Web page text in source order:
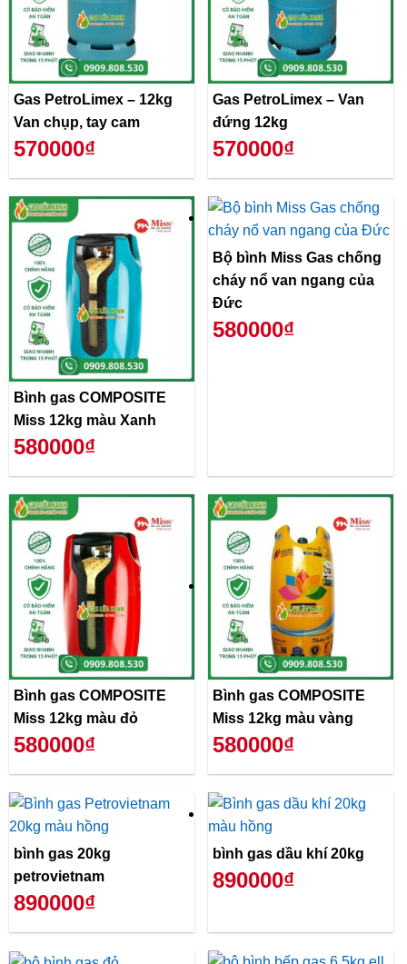
Gas PetroLimex – 12kg
Van chụp, tay cam
570000₫
Gas PetroLimex – Van
đứng 12kg
570000₫
Bình gas COMPOSITE
Miss 12kg màu Xanh
580000₫
Bộ bình Miss Gas chống
cháy nổ van ngang của
Đức
580000₫
Bình gas COMPOSITE
Miss 12kg màu đỏ
580000₫
Bình gas COMPOSITE
Miss 12kg màu vàng
580000₫
bình gas 20kg
petrovietnam
890000₫
bình gas dầu khí 20kg
890000₫